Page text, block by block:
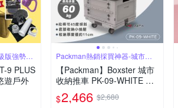
版強勢回
9 PLUS
遊戶外
Packman熱銷採買神器-城市收
【Packman】Boxster 城市
收納推車 PK-09-WHITE 露
營車 60L收納箱 多功能推車
露營 悠遊戶外
$2,466 $2,680